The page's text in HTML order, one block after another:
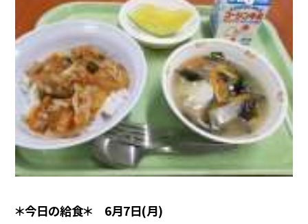
＊今日の給食＊ 6月7日(月)